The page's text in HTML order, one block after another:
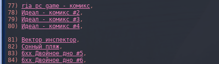
77)
ria pc game - комикс,
78)
Идеал - комикс #2,
79)
Идеал - комикс #3,
80)
Идеал - комикс #4,
81)
Вектор инспектор,
82) Сонный пляж,
83) 6xx Двойное дно #5,
84) 6xx Двойное дно #6,